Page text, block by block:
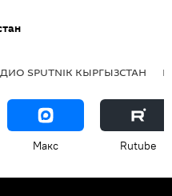
SPUTNIK КЫРГЫЗСТАН
Макс Rutube